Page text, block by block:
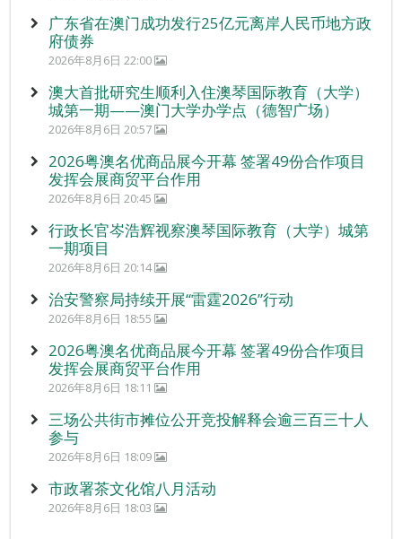
广东省在澳门成功发行25亿元离岸人民币地方政
府债券
2026年8月6日 22:00
澳大首批研究生顺利入住澳琴国际教育（大学）
城第一期——澳门大学办学点（德智广场）
2026年8月6日 20:57
2026粤澳名优商品展今开幕 签署49份合作项目
发挥会展商贸平台作用
2026年8月6日 20:45
行政长官岑浩辉视察澳琴国际教育（大学）城第
一期项目
2026年8月6日 20:14
治安警察局持续开展“雷霆2026”行动
2026年8月6日 18:55
2026粤澳名优商品展今开幕 签署49份合作项目
发挥会展商贸平台作用
2026年8月6日 18:11
三场公共街市摊位公开竞投解释会逾三百三十人
参与
2026年8月6日 18:09
市政署茶文化馆八月活动
2026年8月6日 18:03